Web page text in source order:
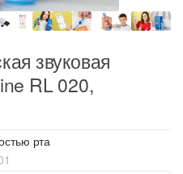
звуковая
RL 020,
рта